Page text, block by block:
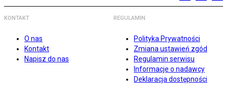
KONTAKT
O nas
Kontakt
Napisz do nas
REGULAMIN
Polityka Prywatności
Zmiana ustawień zgód
Regulamin serwisu
Informacje o nadawcy
Deklaracja dostępności